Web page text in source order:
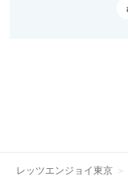
レッツエンジョイ東京